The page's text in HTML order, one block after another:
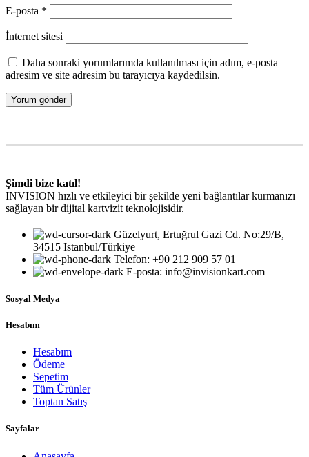
E-posta *
İnternet sitesi
Daha sonraki yorumlarımda kullanılması için adım, e-posta
adresim ve site adresim bu tarayıcıya kaydedilsin.
Şimdi bize katıl!
INVISION hızlı ve etkileyici bir şekilde yeni bağlantılar kurmanızı
sağlayan bir dijital kartvizit teknolojisidir.
Güzelyurt, Ertuğrul Gazi Cd. No:29/B,
34515 Istanbul/Türkiye
Telefon: +90 212 909 57 01
E-posta: info@invisionkart.com
Sosyal Medya
Hesabım
Hesabım
Ödeme
Sepetim
Tüm Ürünler
Toptan Satış
Sayfalar